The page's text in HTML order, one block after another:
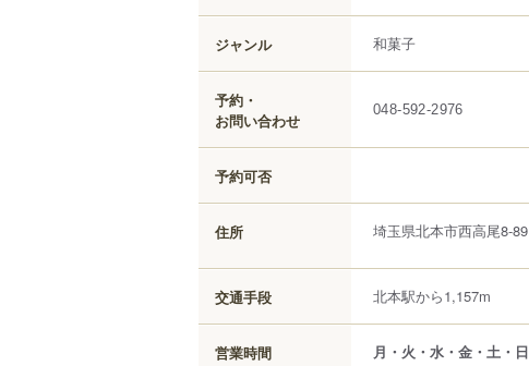
ジャンル 和菓子
予約・
お問い合わせ
048-592-2976
予約可否
住所 埼玉県北本市西高尾8-89
交通手段 北本駅から1,157m
営業時間 月・火・水・金・土・日